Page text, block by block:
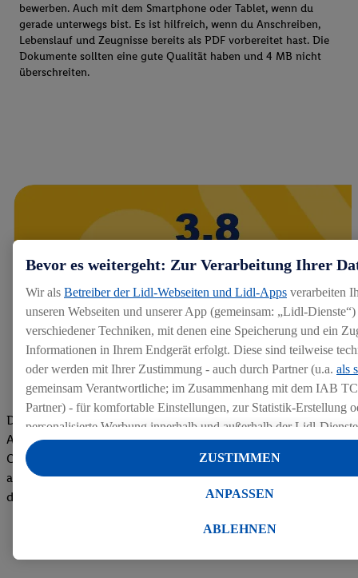
bewerben. Auch mit dem Smartphone oder Tablet, wenn du
gerade unterwegs bist. Es ist hilfreich, wenn du Anschreiben,
Lebenslauf und Zeugnisse bereits als PDF vorbereitet hast. Die
Dokumente sollten eine gute Qualität haben und 4 MB nicht
überschreiten.
Die Bewertungen von aktuellen und ehemaligen Mitarbeitern,
Azubis und externen Bewerbern haben uns zu einer Top
Company gemacht. Wir freuen uns über unseren guten Score
auf dem Arbeitgeber-Bewertungsportal kununu.Hier geht's zu
den Bewertungen
Bevor es weitergeht: Zur Verarbeitung Ihrer
Wir als Betreiber der Lidl-Webseiten und Lidl-Apps verarbeiten
unseren Webseiten und unserer App (gemeinsam: „Lidl-
verschiedener Techniken, mit denen eine Speicherung und ein
Informationen in Ihrem Endgerät erfolgt. Diese sind teilweise
oder werden mit Ihrer Zustimmung - auch durch Partner (u.a. als
gemeinsam Verantwortliche; im Zusammenhang mit dem IAB
Partner) - für komfortable Einstellungen, zur Statistik-Erstellung
personalisierte Werbung innerhalb und außerhalb der Lidl-
Datenverarbeitungen für personalisierte Werbung werden
Werbung auszusteuern und um Dritten die Ausspielung von
werden für diese Zwecke auch Daten aus Ihrem Filial-
Diensten zur Verfügung gestellt, damit dieser alseigenständig
ABLEHNEN
ANPASSEN
ZUSTIMMEN